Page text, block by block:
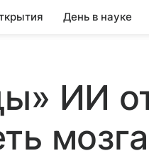
День в науке
ИИ
мозга